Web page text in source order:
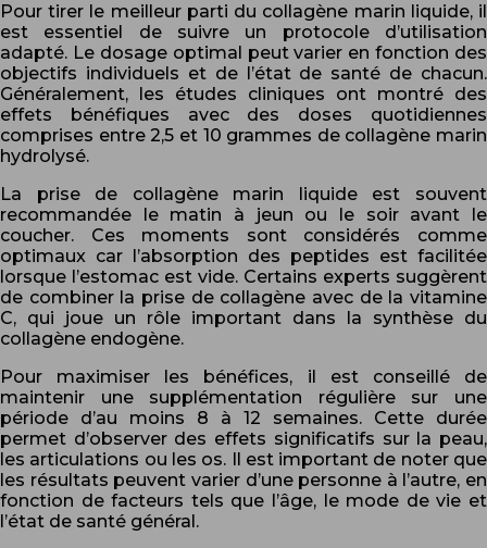
Pour tirer le meilleur parti du collagène marin liquide, il
est essentiel de suivre un protocole d’utilisation
adapté. Le dosage optimal peut varier en fonction des
objectifs individuels et de l’état de santé de chacun.
Généralement, les études cliniques ont montré des
effets bénéfiques avec des doses quotidiennes
comprises entre 2,5 et 10 grammes de collagène marin
hydrolysé.
La prise de collagène marin liquide est souvent
recommandée le matin à jeun ou le soir avant le
coucher. Ces moments sont considérés comme
optimaux car l’absorption des peptides est facilitée
lorsque l’estomac est vide. Certains experts suggèrent
de combiner la prise de collagène avec de la vitamine
C, qui joue un rôle important dans la synthèse du
collagène endogène.
Pour maximiser les bénéfices, il est conseillé de
maintenir une supplémentation régulière sur une
période d’au moins 8 à 12 semaines. Cette durée
permet d’observer des effets significatifs sur la peau,
les articulations ou les os. Il est important de noter que
les résultats peuvent varier d’une personne à l’autre, en
fonction de facteurs tels que l’âge, le mode de vie et
l’état de santé général.